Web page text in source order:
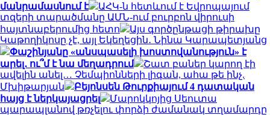
մանրամասնում է
ԱՀԿ-ն հետևում է Եվրոպայում
տզերի տարածմանը ԱՄՆ-ում բուրբոն վիրուսի
հայտնաբերումից հետո
Այս գործընթացի թիրախը
Կաթողիկոսը չէ, այլ Եկեղեցին․ Նինա Կարապետյանց
Փաշինյանը «անսպասելի խոստովանություն» է
արել․ ու՞մ է նա մեղադրում
Շատ բաներ կարող էի
ավելին անել… Չեմպիոնների լիգան, ահա թե ինչ.
Մխիթարյան
Բեյոնսեն Թուրքիայում 4 դատական
հայց է ներկայացրել
Մարոկկոյից Սեուտա
պարապլանով թռչելու փորձի ժամանակ տղամարդը